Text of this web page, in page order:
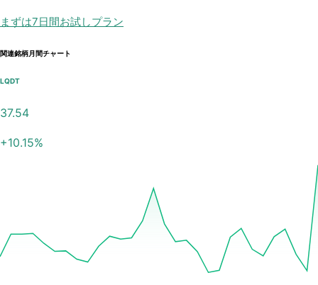
まずは7日間お試しプラン
関連銘柄月間チャート
LQDT
37.54
+10.15%